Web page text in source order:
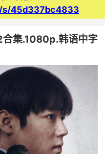
s/45d337bc4833
集.1080p.韩语中字